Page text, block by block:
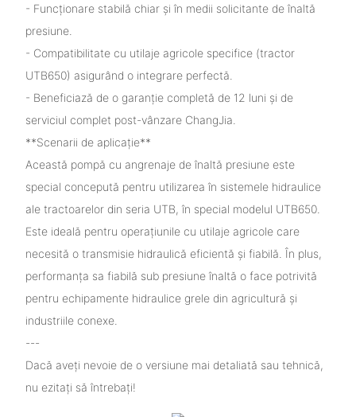
- Funcționare stabilă chiar și în medii solicitante de înaltă
presiune.
- Compatibilitate cu utilaje agricole specifice (tractor
UTB650) asigurând o integrare perfectă.
- Beneficiază de o garanție completă de 12 luni și de
serviciul complet post-vânzare ChangJia.
**Scenarii de aplicație**
Această pompă cu angrenaje de înaltă presiune este
special concepută pentru utilizarea în sistemele hidraulice
ale tractoarelor din seria UTB, în special modelul UTB650.
Este ideală pentru operațiunile cu utilaje agricole care
necesită o transmisie hidraulică eficientă și fiabilă. În plus,
performanța sa fiabilă sub presiune înaltă o face potrivită
pentru echipamente hidraulice grele din agricultură și
industriile conexe.
---
Dacă aveți nevoie de o versiune mai detaliată sau tehnică,
nu ezitați să întrebați!